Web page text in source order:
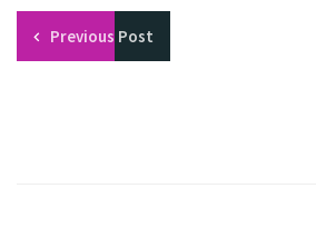
Previous Post